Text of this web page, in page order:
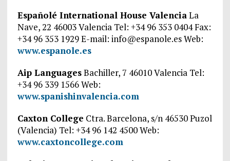
Españolé International House ValenciaLa
Nave, 22 46003 Valencia Tel: +34 96 353 0404 Fax:
+34 96 353 1929 E-mail: info@espanole.es Web:
www.espanole.es
Aip LanguagesBachiller, 7 46010 Valencia Tel:
+34 96 339 1566 Web:
www.spanishinvalencia.com
Caxton College Ctra. Barcelona, s/n 46530 Puzol
(Valencia) Tel: +34 96 142 4500 Web:
www.caxtoncollege.com